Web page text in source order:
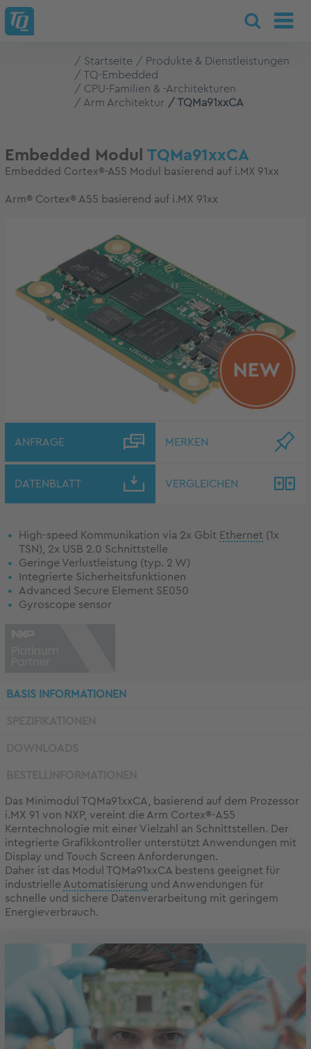
Startseite
Produkte & Dienstleistungen
TQ-Embedded
CPU-Familien & -Architekturen
Arm Architektur
TQMa91xxCA
Embedded Modul TQMa91xxCA
Embedded Cortex®-A55 Modul basierend auf i.MX 91xx
Arm® Cortex® A55 basierend auf i.MX 91xx
ANFRAGE MERKEN
DATENBLATT VERGLEICHEN
High-speed Kommunikation via 2x Gbit Ethernet (1x
TSN), 2x USB 2.0 Schnittstelle
Geringe Verlustleistung (typ. 2 W)
Integrierte Sicherheitsfunktionen
Advanced Secure Element SE050
Gyroscope sensor
BASIS INFORMATIONEN
Das Minimodul TQMa91xxCA, basierend auf dem Prozessor
i.MX 91 von NXP, vereint die Arm Cortex®-A55
Kerntechnologie mit einer Vielzahl an Schnittstellen. Der
integrierte Grafikkontroller unterstützt Anwendungen mit
Display und Touch Screen Anforderungen.
Daher ist das Modul TQMa91xxCA bestens geeignet für
industrielle Automatisierung und Anwendungen für
schnelle und sichere Datenverarbeitung mit geringem
Energieverbrauch.